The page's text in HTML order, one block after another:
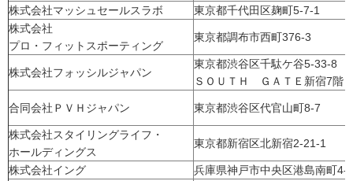
株式会社マッシュセールスラボ
東京都千代田区麹町5-7-1
株式会社
プロ・フィットスポーティング
東京都調布市西町376-3
株式会社フォッシルジャパン
東京都渋谷区千駄ケ谷5-33-8
ＳＯＵＴＨ ＧＡＴＥ新宿7階
合同会社ＰＶＨジャパン 東京都渋谷区代官山町8-7
株式会社スタイリングライフ・
ホールディングス
東京都新宿区北新宿2-21-1
株式会社イング
兵庫県神戸市中央区港島南町4-